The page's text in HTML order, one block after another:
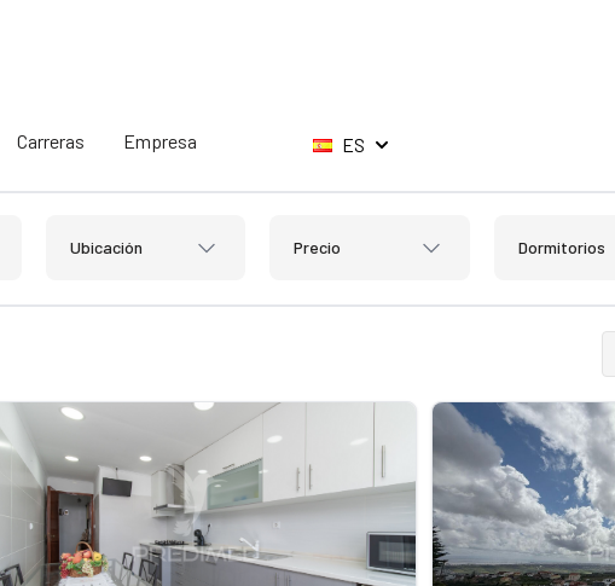
Carreras Empresa ES
Ubicación Precio Dormitorios